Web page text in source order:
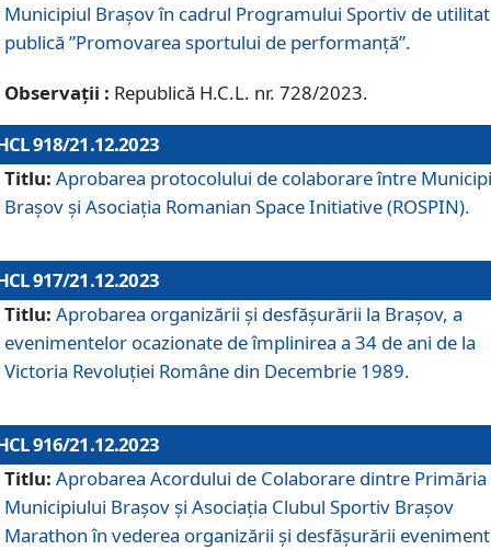
Municipiul Brașov în cadrul Programului Sportiv de
publică ”Promovarea sportului de performanță”.
Observații : Republică H.C.L. nr. 728/2023.
918/21.12.2023
Titlu: Aprobarea protocolului de colaborare între
Brașov și Asociația Romanian Space Initiative (ROSPIN).
917/21.12.2023
Titlu: Aprobarea organizării şi desfăşurării la Braşov, a
evenimentelor ocazionate de împlinirea a 34 de ani de la
Victoria Revoluţiei Române din Decembrie 1989.
916/21.12.2023
Titlu: Aprobarea Acordului de Colaborare dintre Primăria
Municipiului Brașov și Asociația Clubul Sportiv Brașov
Marathon în vederea organizării și desfășurării